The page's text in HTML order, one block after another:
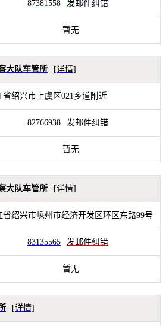
87381558 发邮件纠错
暂无
大队车管所 [详情]
省绍兴市上虞区021乡道附近
82766938 发邮件纠错
暂无
大队车管所 [详情]
省绍兴市嵊州市经济开发区环区东路99号
83135565 发邮件纠错
暂无
[详情]